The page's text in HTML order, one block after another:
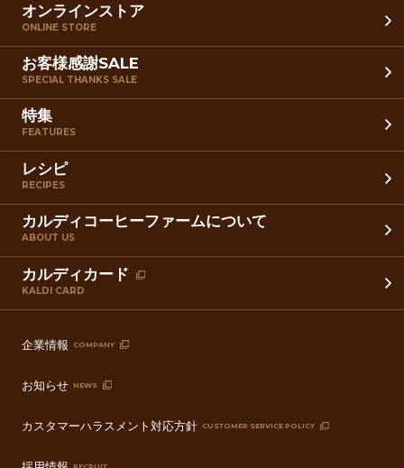
オンラインストア
ONLINE STORE
お客様感謝SALE
SPECIAL THANKS SALE
特集
FEATURES
レシピ
RECIPES
カルディコーヒーファームについて
ABOUT US
カルディカード
KALDI CARD
企業情報 COMPANY
お知らせ NEWS
カスタマーハラスメント対応方針 CUSTOMER SERVICE POLICY